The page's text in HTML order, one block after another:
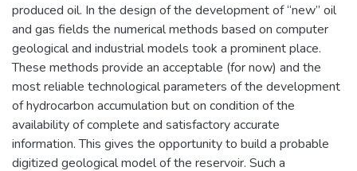
produced oil. In the design of the development of “new” oil
and gas fields the numerical methods based on computer
geological and industrial models took a prominent place.
These methods provide an acceptable (for now) and the
most reliable technological parameters of the development
of hydrocarbon accumulation but on condition of the
availability of complete and satisfactory accurate
information. This gives the opportunity to build a probable
digitized geological model of the reservoir. Such a